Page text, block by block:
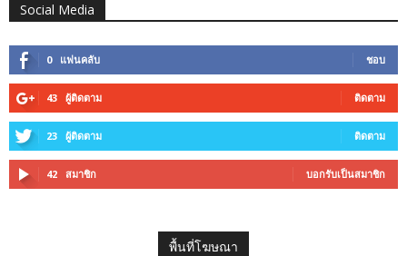
Social Media
0 แฟนคลับ ชอบ
43 ผู้ติดตาม ติดตาม
23 ผู้ติดตาม ติดตาม
42 สมาชิก บอกรับเป็นสมาชิก
พื้นที่โฆษณา